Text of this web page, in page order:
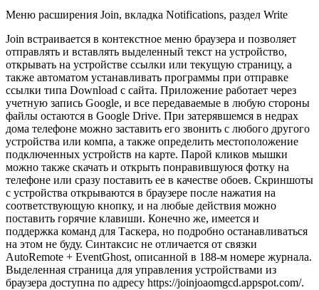
Меню расширения Join, вкладка Notifications, раздел Write
Join встраивается в контекстное меню браузера и позволяет
отправлять и вставлять выделенный текст на устройство,
открывать на устройстве ссылки или текущую страницу, а
также автоматом устанавливать программы при отправке
ссылки типа Download с сайта. Приложение работает через
учетную запись Google, и все передаваемые в любую стороны
файлы остаются в Google Drive. При затерявшемся в недрах
дома телефоне можно заставить его звонить с любого другого
устройства или компа, а также определить местоположение
подключенных устройств на карте. Парой кликов мышки
можно также скачать и открыть понравившуюся фотку на
телефоне или сразу поставить ее в качестве обоев. Скриншоты
с устройства открываются в браузере после нажатия на
соответствующую кнопку, и на любые действия можно
поставить горячие клавиши. Конечно же, имеется и
поддержка команд для Таскера, но подробно останавливаться
на этом не буду. Синтаксис не отличается от связки
AutoRemote + EventGhost, описанной в 188-м номере журнала.
Выделенная страница для управления устройствами из
браузера доступна по адресу https://joinjoaomgcd.appspot.com/.